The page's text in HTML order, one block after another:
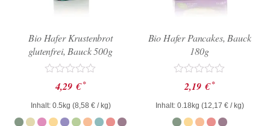
Bio Hafer Krustenbrot
glutenfrei, Bauck 500g
Bewertet
mit
0
von
5
4,29 € *
Inhalt: 0.5kg (8,58 €/ kg)
Bio Hafer Pancakes, Bauck
180g
Bewertet
mit
0
von
5
2,19 € *
Inhalt: 0.18kg (12,17 €/ kg)